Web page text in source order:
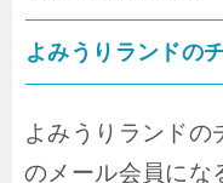
よみうりランドの
よみうりランドの
のメール会員にな